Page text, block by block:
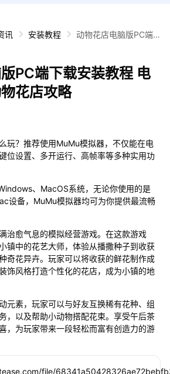
讯 安装教程
动物花店电脑版PC端
PC端下载安装教程 电
花店攻略
玩？推荐使用MuMu模拟器，不仅能在电
位设置、多开运行、高帧率等多种实用功
、MacOS系统，无论你使用的是
设备，MuMu模拟器均可为你提供最流畅
治愈气息的模拟经营游戏。在这款游戏
镇中的花艺大师，体验从播撒种子到收获
奇花异卉。玩家可以将收获的鲜花制作成
饰风格打造个性化的花店，成为小镇的地
元素，玩家可以与好友互换稀有花种、组
，以及帮助小动物搭配花束。享受午后茶
，为玩家带来一段轻松而富有创造力的游